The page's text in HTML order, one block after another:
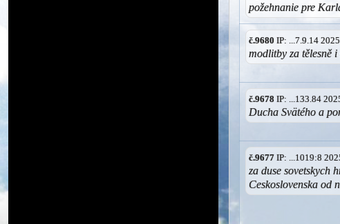
požehnanie pre
č.9680 IP: ...7.9.14
modlitby za tělesně
č.9678 IP: ...133.84
Ducha Svätého a
č.9677 IP: ...1019:8
za duse sovetskych
Ceskoslovenska od